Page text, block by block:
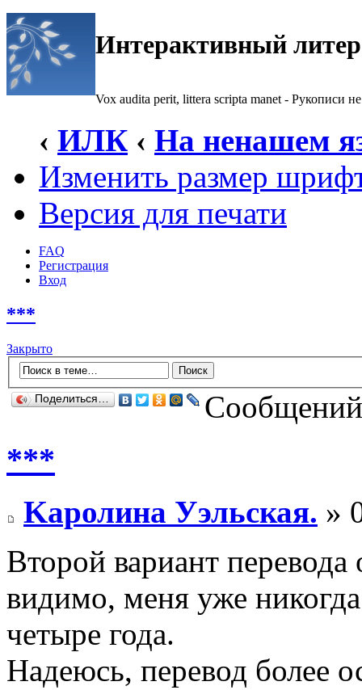
Интерактивный
Vox audita perit, littera scripta manet - Рукописи не
‹ ИЛК ‹ На ненашем
Изменить размер
Версия для печати
FAQ
Регистрация
Вход
***
Закрыто
Поделиться…
***
Kaролина Уэльская. »
Второй вариант
видимо, меня уже
четыре года.
Надеюсь, перевод более